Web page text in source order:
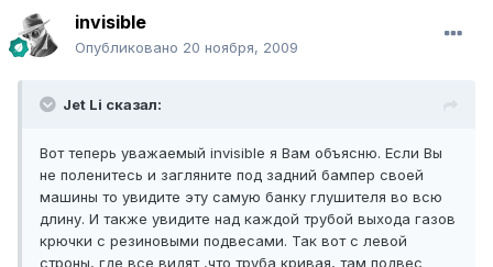
invisible
Опубликовано 20 ноября, 2009
Jet Li сказал:
Вот теперь уважаемый invisible я Вам объясню. Если Вы
не поленитесь и загляните под задний бампер своей
машины то увидите эту самую банку глушителя во всю
длину. И также увидите над каждой трубой выхода газов
крючки с резиновыми подвесами. Так вот с левой
строны, где все видят ,что труба кривая, там подвес